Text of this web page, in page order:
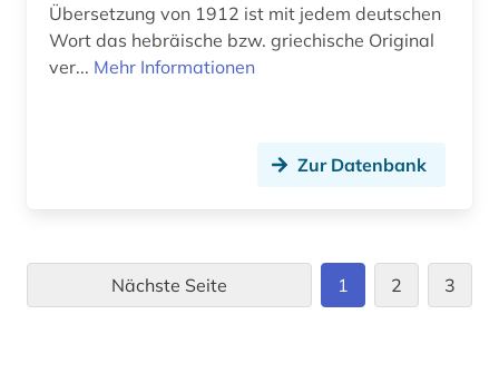
Übersetzung von 1912 ist mit jedem deutschen
Wort das hebräische bzw. griechische Original
ver... Mehr Informationen
Zur Datenbank
Nächste Seite 1 2 3